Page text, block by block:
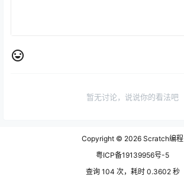
暂无讨论，说说你的看法吧
Copyright © 2026 Scratch编程
粤ICP备19139956号-5
查询 104 次，耗时 0.3602 秒